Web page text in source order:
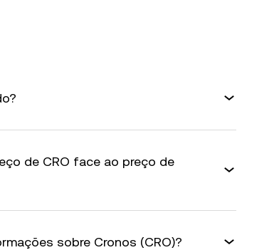
de CRO face ao preço de
sobre Cronos (CRO)?